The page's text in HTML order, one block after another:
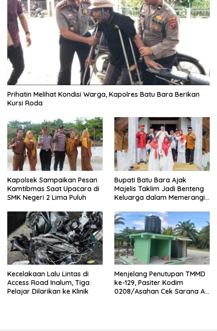
Prihatin Melihat Kondisi Warga, Kapolres Batu Bara Berikan
Kursi Roda
Kapolsek Sampaikan Pesan
Kamtibmas Saat Upacara di
SMK Negeri 2 Lima Puluh
Bupati Batu Bara Ajak
Majelis Taklim Jadi Benteng
Keluarga dalam Memerangi
Kecelakaan Lalu Lintas di
Access Road Inalum, Tiga
Pelajar Dilarikan ke Klinik
Menjelang Penutupan TMMD
ke-129, Pasiter Kodim
0208/Asahan Cek Sarana Air